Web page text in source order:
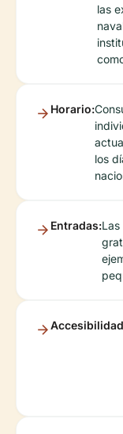
las
Horario:
los
Entradas: